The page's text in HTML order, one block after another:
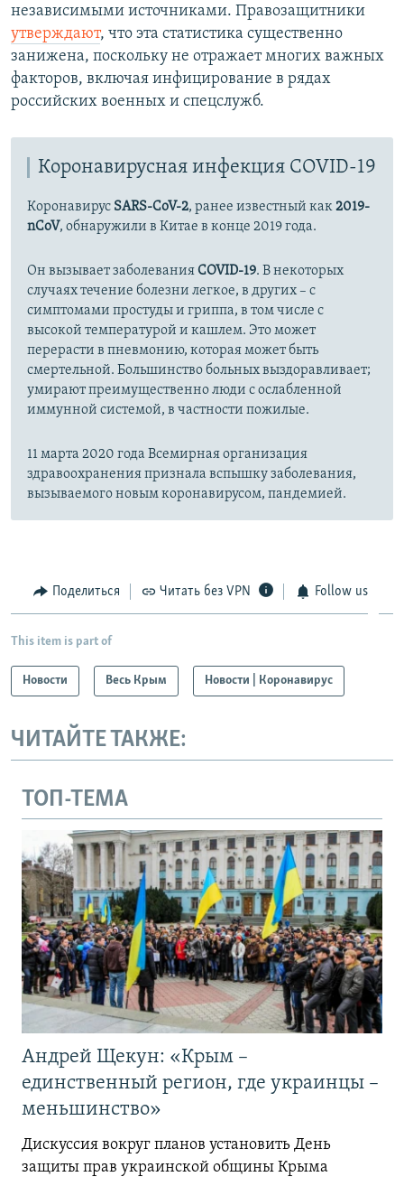
независимыми источниками. Правозащитники
утверждают, что эта статистика существенно
занижена, поскольку не отражает многих важных
факторов, включая инфицирование в рядах
российских военных и спецслужб.
Коронавирусная инфекция COVID-19
Коронавирус SARS-CoV-2, ранее известный как2019-
nCoV, обнаружили в Китае в конце 2019 года.
Он вызывает заболеванияCOVID-19. В некоторых
случаях течение болезни легкое, в других – с
симптомами простуды и гриппа, в том числе с
высокой температурой и кашлем. Это может
перерасти в пневмонию, которая может быть
смертельной. Большинство больных выздоравливает;
умирают преимущественно люди с ослабленной
иммунной системой, в частности пожилые.
11 марта 2020 года Всемирная организация
здравоохранения признала вспышку заболевания,
вызываемого новым коронавирусом, пандемией.
Поделиться Читать без VPN Follow us
This item is part of
Новости Весь Крым Новости | Коронавирус
ЧИТАЙТЕ ТАКЖЕ:
ТОП-ТЕМА
Андрей Щекун: «Крым –
единственный регион, где украинцы –
меньшинство»
Дискуссия вокруг планов установить День
защиты прав украинской общины Крыма